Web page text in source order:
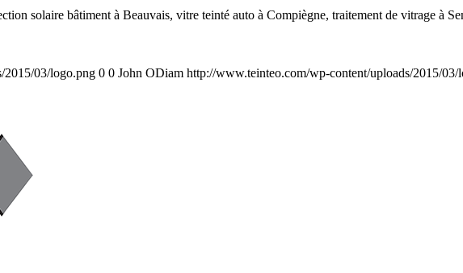
solaire bâtiment à Beauvais, vitre teinté auto à Compiègne, traitement de vitrage à
2015/03/logo.png 0 0 John ODiam http://www.teinteo.com/wp-content/uploads/2015/03/